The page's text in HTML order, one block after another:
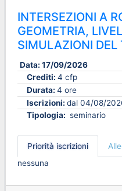
INTERSEZIONI A
GEOMETRIA,
SIMULAZIONI DEL
Data: 17/09/2026
Crediti: 4 cfp
Durata: 4 ore
Iscrizioni: dal 04/08/
Tipologia: seminario
Priorità iscrizioni
nessuna